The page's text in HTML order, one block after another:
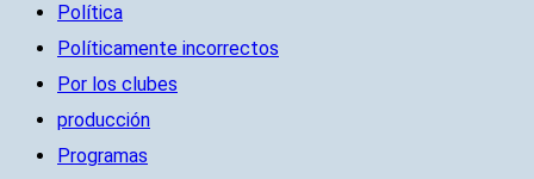
Política
Políticamente incorrectos
Por los clubes
producción
Programas